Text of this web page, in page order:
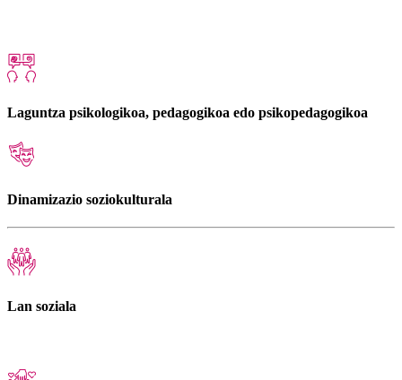
Laguntza psikologikoa, pedagogikoa edo psikopedagogikoa
Dinamizazio soziokulturala
Lan soziala